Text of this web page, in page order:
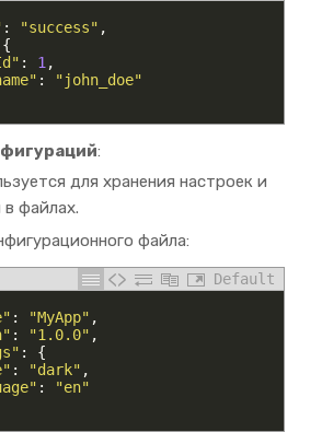
: "success" ,
{
: 1 ,
:
"john_doe"
:
для хранения настроек и
файлах.
файла:
Default
: "MyApp" ,
: "1.0.0" ,
:
{
: "dark" ,
:
"en"